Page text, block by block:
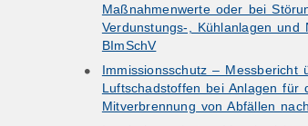
Maßnahmenwerte oder bei
Verdunstungs-, Kühlanlagen
BImSchV
Immissionsschutz – Messbericht
Luftschadstoffen bei Anlagen für
Mitverbrennung von Abfällen